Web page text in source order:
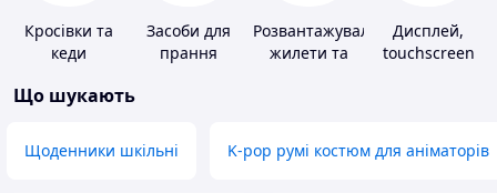
Кросівки та
кеди
Засоби для
прання
Розвантажувальні
жилети та
Дисплей,
touchscreen
Що шукають
Щоденники шкільні K-pop румі костюм для аніматорів